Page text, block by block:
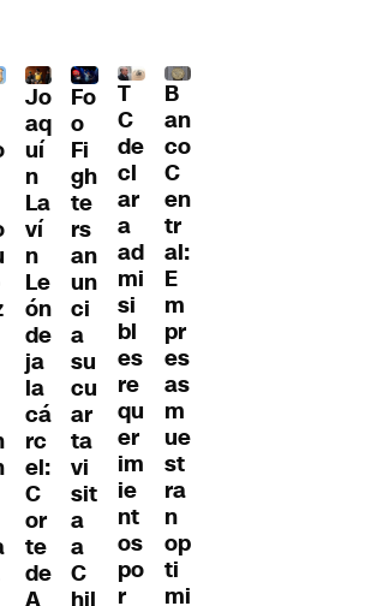
Jo
aq
uí
n
La
ví
n
Le
ón
de
ja
la
cá
rc
el:
C
or
te
de
Fo
o
Fi
gh
te
rs
an
un
ci
a
su
cu
ar
ta
vi
sit
a
a
C
T
C
de
cl
ar
a
ad
mi
si
bl
es
re
qu
er
im
ie
nt
os
po
r
B
an
co
C
en
tr
al:
E
m
pr
es
as
m
ue
st
ra
n
op
ti
mi